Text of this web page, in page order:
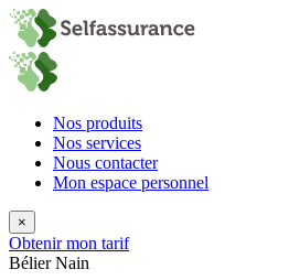
Nos produits
Nos services
Nous contacter
Mon espace personnel
×
Obtenir mon tarif
Bélier Nain